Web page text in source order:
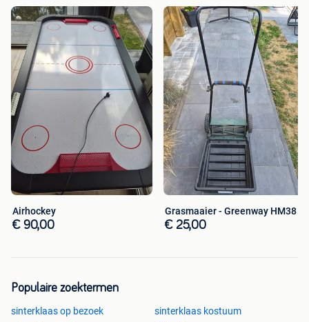
Airhockey
€ 90,00
Grasmaaier - Greenway HM38
€ 25,00
Populaire zoektermen
sinterklaas op bezoek
sinterklaas kostuum